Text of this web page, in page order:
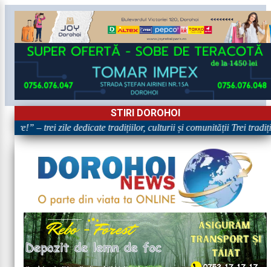
STIRI DOROHOI
– trei zile dedicate tradițiilor, culturii și comunității Trei